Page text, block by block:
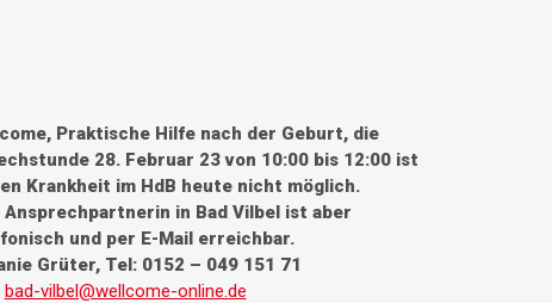
Praktische Hilfe nach der Geburt, die
28. Februar 23 von 10:00 bis 12:00 ist
Krankheit im HdB heute nicht möglich.
Ansprechpartnerin in Bad Vilbel ist aber
und per E-Mail erreichbar.
Grüter, Tel: 0152 – 049 151 71
bad-vilbel@wellcome-online.de